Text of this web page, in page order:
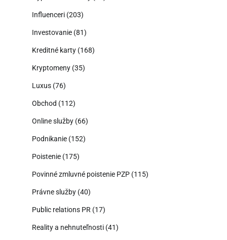
Influenceri (203)
Investovanie (81)
Kreditné karty (168)
Kryptomeny (35)
Luxus (76)
Obchod (112)
Online služby (66)
Podnikanie (152)
Poistenie (175)
Povinné zmluvné poistenie PZP (115)
Právne služby (40)
Public relations PR (17)
Reality a nehnuteľnosti (41)